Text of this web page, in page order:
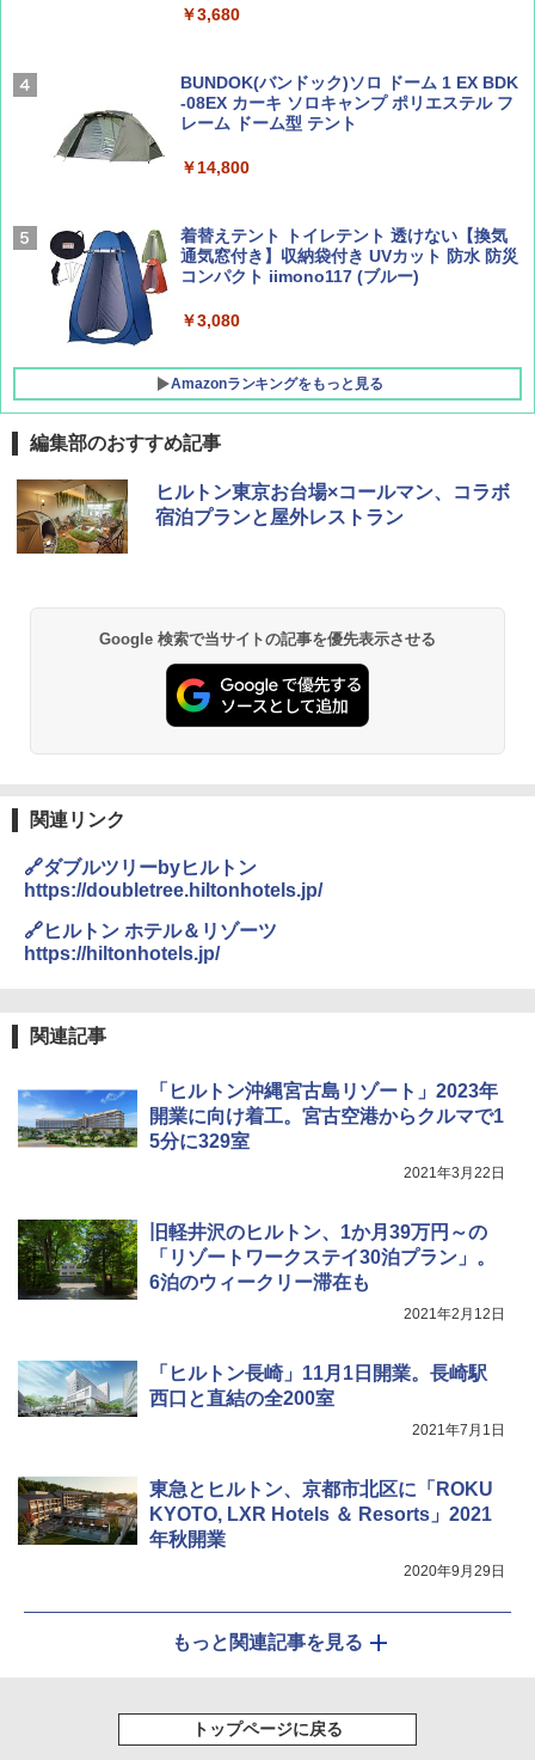
AIRLINE（エアライン）2026年9月号【特
集】ボーイング110周年を祝して！
￥1,760
A26 地球の歩き方 チェコ ポーランド スロヴ
ァキア 2026～2027 地球の歩き方A ヨーロッ
ーティング フルクローズ メッシュ 3-4人用
簡単設置 ポップアップテント エクルベージ
ュ(BC仕様) PATC-150B(EB)
￥9,990
[キャンパーズコレクション 山善] 傘みたいに
広げるだけ パッとサッとテント キューブワ
イド ブラックコーティング フルクローズ メ
ATCW-150B エクルベージュ
￥3,680
BUNDOK(バンドック)ソロ ドーム 1 EX BDK
-08EX カーキ ソロキャンプ ポリエステル フ
レーム ドーム型 テント
￥14,800
着替えテント トイレテント 透けない【換気
通気窓付き】収納袋付き UVカット 防水 防災
コンパクト iimono117 (ブルー)
￥3,080
Amazonランキングをもっと見る
編集部のおすすめ記事
ヒルトン東京お台場×コールマン、コラボ
宿泊プランと屋外レストラン
Google 検索で当サイトの記事を優先表示させる
関連リンク
🔗ダブルツリーbyヒルトン
https://doubletree.hiltonhotels.jp/
🔗ヒルトン ホテル＆リゾーツ
https://hiltonhotels.jp/
関連記事
「ヒルトン沖縄宮古島リゾート」2023年
開業に向け着工。宮古空港からクルマで1
5分に329室
2021年3月22日
旧軽井沢のヒルトン、1か月39万円～の
「リゾートワークステイ30泊プラン」。
6泊のウィークリー滞在も
2021年2月12日
「ヒルトン長崎」11月1日開業。長崎駅
西口と直結の全200室
2021年7月1日
東急とヒルトン、京都市北区に「ROKU
KYOTO, LXR Hotels ＆ Resorts」2021
年秋開業
2020年9月29日
もっと関連記事を見る
トップページに戻る